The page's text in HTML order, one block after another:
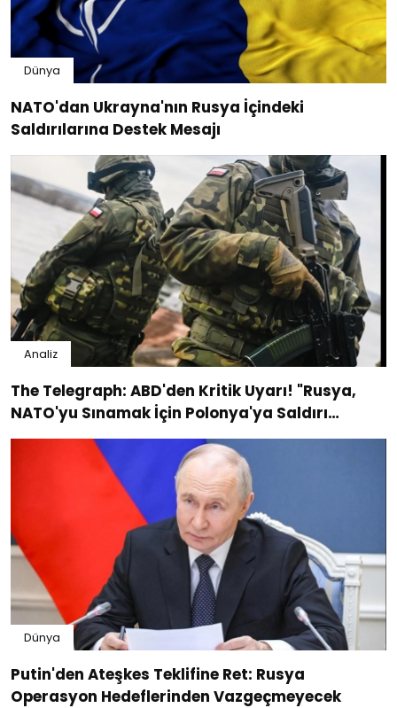
Dünya
NATO'dan Ukrayna'nın Rusya İçindeki
Saldırılarına Destek Mesajı
Analiz
The Telegraph: ABD'den Kritik Uyarı! "Rusya,
NATO'yu Sınamak İçin Polonya'ya Saldırı
Planlıyor"
Dünya
Putin'den Ateşkes Teklifine Ret: Rusya
Operasyon Hedeflerinden Vazgeçmeyecek